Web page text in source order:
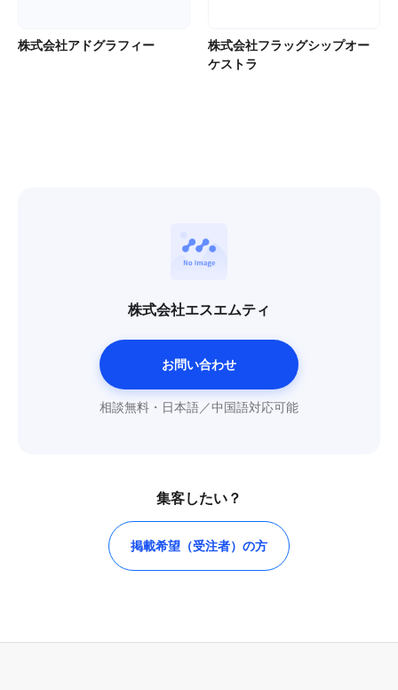
株式会社アドグラフィー
株式会社フラッグシップオー
ケストラ
株式会社エスエムティ
お問い合わせ
相談無料・日本語／中国語対応可能
集客したい？
掲載希望（受注者）の方